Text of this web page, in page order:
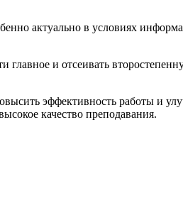
актуально в условиях
главное и отсеивать
эффективность работы и
качество преподавания.